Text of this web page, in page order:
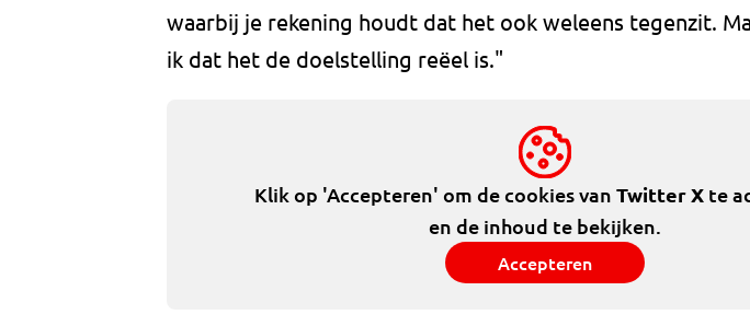
waarbij je rekening houdt dat het ook weleens tegenzit.
ik dat het de doelstelling reëel is."
Klik op 'Accepteren' om de cookies van Twitter Xte
en de inhoud te bekijken.
Accepteren